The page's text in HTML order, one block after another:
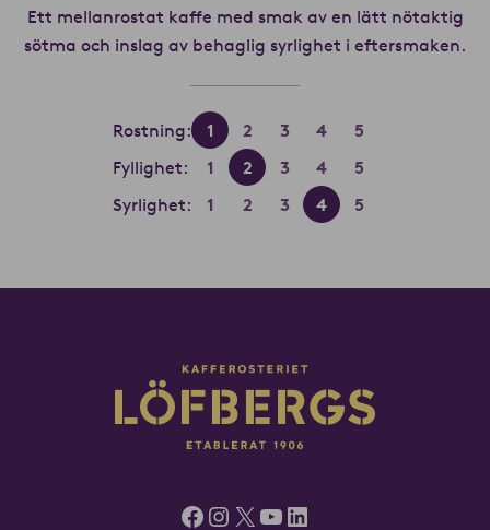
Ett mellanrostat kaffe med smak av en lätt nötaktig
sötma och inslag av behaglig syrlighet i eftersmaken.
Rostning: 1 2 3 4
5
Fyllighet:
1 2 3 4
5
Syrlighet:
1 2 3 4 5
Facebook
Instagram
X YouTube
LinkedIn